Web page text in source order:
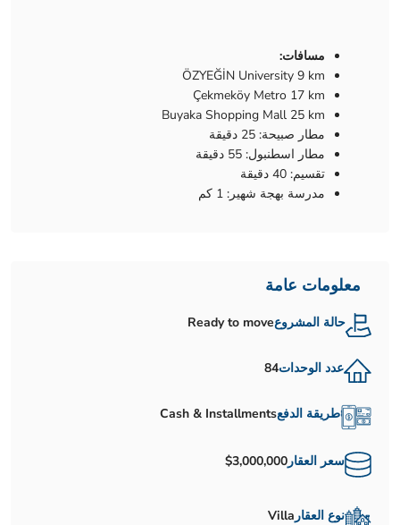
مسافات:
ÖZYEĞİN University 9 km
Çekmeköy Metro 17 km
Buyaka Shopping Mall 25 km
مطار صبيحة: 25 دقيقة
مطار اسطنبول: 55 دقيقة
تقسيم: 40 دقيقة
مدرسة بهجة شهير: 1 كم
معلومات عامة
حالة المشروعReady to move
عدد الوحدات84
طريقة الدفعCash & Installments
سعر العقار$3,000,000
نوع العقار Villa